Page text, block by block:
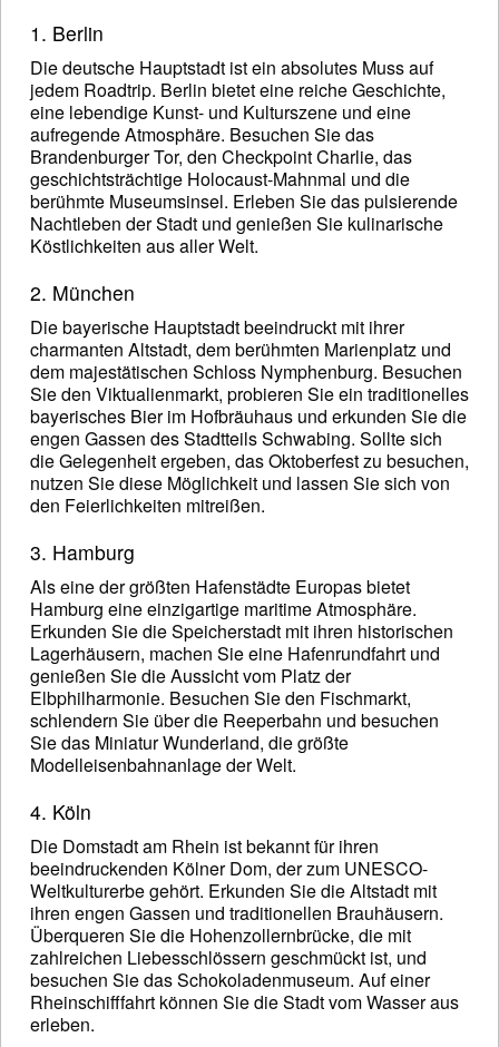
1. Berlin
Die deutsche Hauptstadt ist ein absolutes Muss auf
jedem Roadtrip. Berlin bietet eine reiche Geschichte,
eine lebendige Kunst- und Kulturszene und eine
aufregende Atmosphäre. Besuchen Sie das
Brandenburger Tor, den Checkpoint Charlie, das
geschichtsträchtige Holocaust-Mahnmal und die
berühmte Museumsinsel. Erleben Sie das pulsierende
Nachtleben der Stadt und genießen Sie kulinarische
Köstlichkeiten aus aller Welt.
2. München
Die bayerische Hauptstadt beeindruckt mit ihrer
charmanten Altstadt, dem berühmten Marienplatz und
dem majestätischen Schloss Nymphenburg. Besuchen
Sie den Viktualienmarkt, probieren Sie ein traditionelles
bayerisches Bier im Hofbräuhaus und erkunden Sie die
engen Gassen des Stadtteils Schwabing. Sollte sich
die Gelegenheit ergeben, das Oktoberfest zu besuchen,
nutzen Sie diese Möglichkeit und lassen Sie sich von
den Feierlichkeiten mitreißen.
3. Hamburg
Als eine der größten Hafenstädte Europas bietet
Hamburg eine einzigartige maritime Atmosphäre.
Erkunden Sie die Speicherstadt mit ihren historischen
Lagerhäusern, machen Sie eine Hafenrundfahrt und
genießen Sie die Aussicht vom Platz der
Elbphilharmonie. Besuchen Sie den Fischmarkt,
schlendern Sie über die Reeperbahn und besuchen
Sie das Miniatur Wunderland, die größte
Modelleisenbahnanlage der Welt.
4. Köln
Die Domstadt am Rhein ist bekannt für ihren
beeindruckenden Kölner Dom, der zum UNESCO-
Weltkulturerbe gehört. Erkunden Sie die Altstadt mit
ihren engen Gassen und traditionellen Brauhäusern.
Überqueren Sie die Hohenzollernbrücke, die mit
zahlreichen Liebesschlössern geschmückt ist, und
besuchen Sie das Schokoladenmuseum. Auf einer
Rheinschifffahrt können Sie die Stadt vom Wasser aus
erleben.